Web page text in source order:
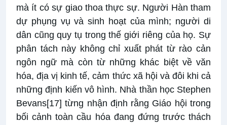
mà ít có sự giao thoa thực sự. Người Hàn tham
dự phụng vụ và sinh hoạt của mình; người di
dân cũng quy tụ trong thế giới riêng của họ. Sự
phân tách này không chỉ xuất phát từ rào cản
ngôn ngữ mà còn từ những khác biệt về văn
hóa, địa vị kinh tế, cảm thức xã hội và đôi khi cả
những định kiến vô hình. Nhà thần học Stephen
Bevans[17] từng nhận định rằng Giáo hội trong
bối cảnh toàn cầu hóa đang đứng trước thách